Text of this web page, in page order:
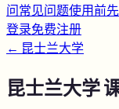
问常见问题使用前
登录免费注册
← 昆士兰大学
昆士兰大学